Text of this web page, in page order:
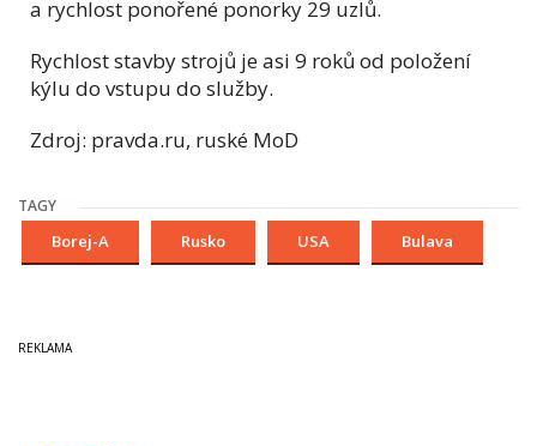
a rychlost ponořené ponorky 29 uzlů.
Rychlost stavby strojů je asi 9 roků od položení
kýlu do vstupu do služby.
Zdroj: pravda.ru, ruské MoD
TAGY
Borej-A Rusko USA Bulava